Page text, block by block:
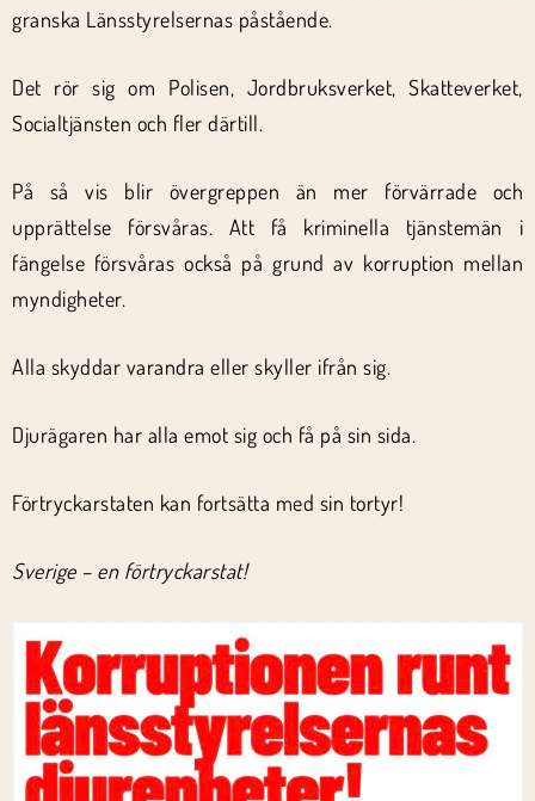
granska Länsstyrelsernas påstående.
Det rör sig om Polisen, Jordbruksverket, Skatteverket,
Socialtjänsten och fler därtill.
På så vis blir övergreppen än mer förvärrade och
upprättelse försvåras. Att få kriminella tjänstemän i
fängelse försvåras också på grund av korruption mellan
myndigheter.
Alla skyddar varandra eller skyller ifrån sig.
Djurägaren har alla emot sig och få på sin sida.
Förtryckarstaten kan fortsätta med sin tortyr!
Sverige – en förtryckarstat!